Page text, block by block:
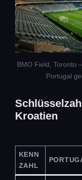
BMO Field, Toronto
Portugal
Kroatien
KENN
ZAHL